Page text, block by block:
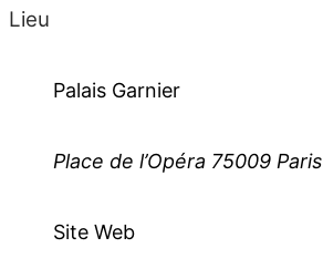
Lieu
Palais Garnier
Place de l’Opéra 75009 Paris
Site Web